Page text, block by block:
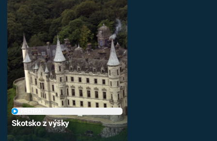
Skotsko z výšky